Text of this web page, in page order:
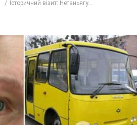
Історичний візит: Нетаньягу...